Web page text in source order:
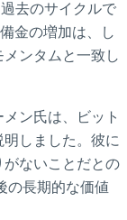
去のサイクルで
金の増加は、し
ンタムと一致し
ン氏は、ビット
しました。彼に
がないことだとの
の長期的な価値